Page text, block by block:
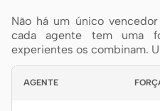
Não há um único
cada agente tem uma
experientes os combinam.
AGENTE